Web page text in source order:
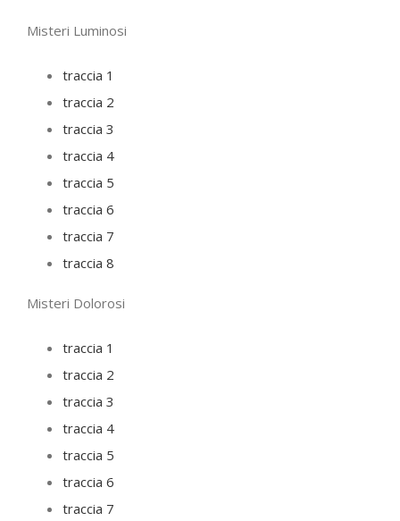
Misteri Luminosi
traccia 1
traccia 2
traccia 3
traccia 4
traccia 5
traccia 6
traccia 7
traccia 8
Misteri Dolorosi
traccia 1
traccia 2
traccia 3
traccia 4
traccia 5
traccia 6
traccia 7